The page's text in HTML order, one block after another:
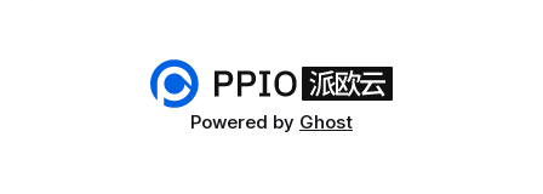
品改版的客户反馈、曾经判断失误的行业决策。 比起复盘“做
对了什么”，这些真实的试错成本、尚未解决的行业难题，才
是更有参考价值的行业经验。 几位嘉宾以不同赛道、不同视
角的观点交锋，展开了激烈的探讨，最终沉淀出统一共识：AI
Powered by Ghost